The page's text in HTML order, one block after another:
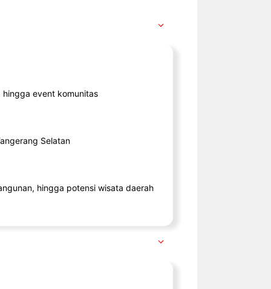
event komunitas
Selatan
hingga potensi wisata daerah